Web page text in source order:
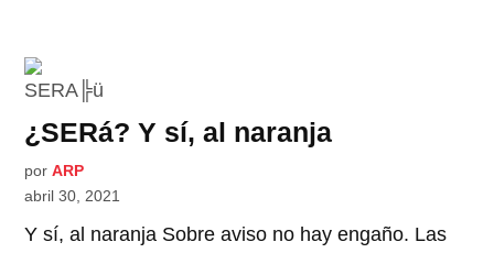
¿SERá? Y sí, al naranja
por ARP
abril 30, 2021
Y sí, al naranja Sobre aviso no hay engaño. Las